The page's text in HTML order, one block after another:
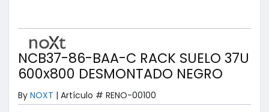
NCB37-86-BAA-C RACK SUELO 37U
600x800 DESMONTADO NEGRO
By NOXT | Artículo # RENO-00100